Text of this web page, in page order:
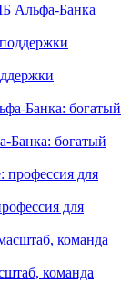
Альфа-Банка
Банка: богатый
для
команда